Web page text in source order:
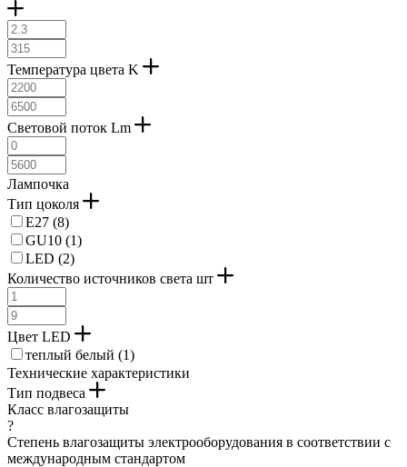
Температура цвета K
Световой поток Lm
Лампочка
Тип цоколя
E27 (8)
GU10 (1)
LED (2)
Количество источников света шт
Цвет LED
теплый белый (1)
Технические характеристики
Тип подвеса
Класс влагозащиты
?
Степень влагозащиты электрооборудования в соответствии с
международным стандартом